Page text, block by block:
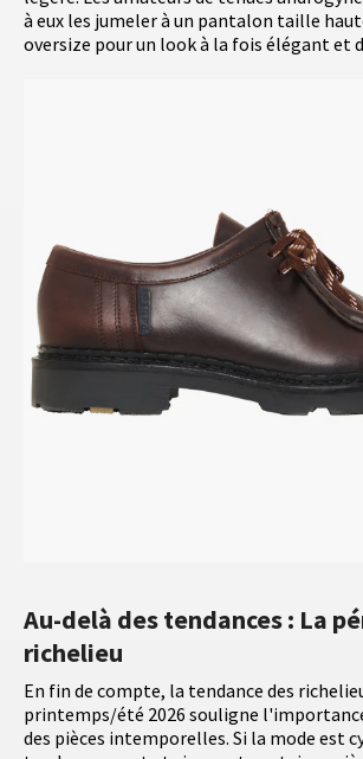
à eux les jumeler à un pantalon taille
oversize pour un look à la fois élégant et
Au-delà des tendances : La
richelieu
En fin de compte, la tendance des
printemps/été 2026 souligne
des pièces intemporelles. Si la mode est